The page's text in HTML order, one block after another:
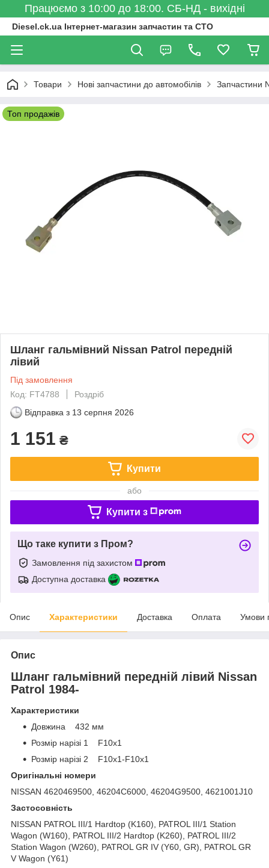
Працюємо з 10:00 до 18:00. СБ-НД - вихідні
Diesel.ck.ua Інтернет-магазин запчастин та СТО
Товари Нові запчастини до автомобілів Запчастини
Топ продажів
Шланг гальмівний Nissan Patrol передній
лівий
Під замовлення
Код: FT4788
Роздріб
Відправка з 13 серпня 2026
1 151 ₴
Купити
або
Купити з
Що таке купити з Пром?
Замовлення під захистом
Доступна доставка
Опис Характеристики Доставка Оплата Умови
Опис
Шланг гальмівний передній лівий Nissan
Patrol 1984-
Характеристики
Довжина 432 мм
Розмір нарізі 1 F10x1
Розмір нарізі 2 F10x1-F10x1
Оригінальні номери
NISSAN 4620469500, 46204C6000, 46204G9500, 4621001J10
Застосовність
NISSAN PATROL III/1 Hardtop (K160), PATROL III/1 Station
Wagon (W160), PATROL III/2 Hardtop (K260), PATROL III/2
Station Wagon (W260), PATROL GR IV (Y60, GR), PATROL GR
V Wagon (Y61)